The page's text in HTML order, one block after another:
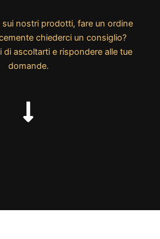
nostri prodotti, fare un ordine
chiederci un consiglio?
di ascoltarti e rispondere alle tue
domande.